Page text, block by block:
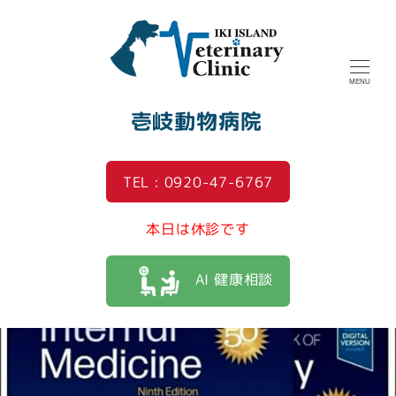
壱岐動物病院
MENU
TEL : 0920-47-6767
本日は休診です
AI 健康相談